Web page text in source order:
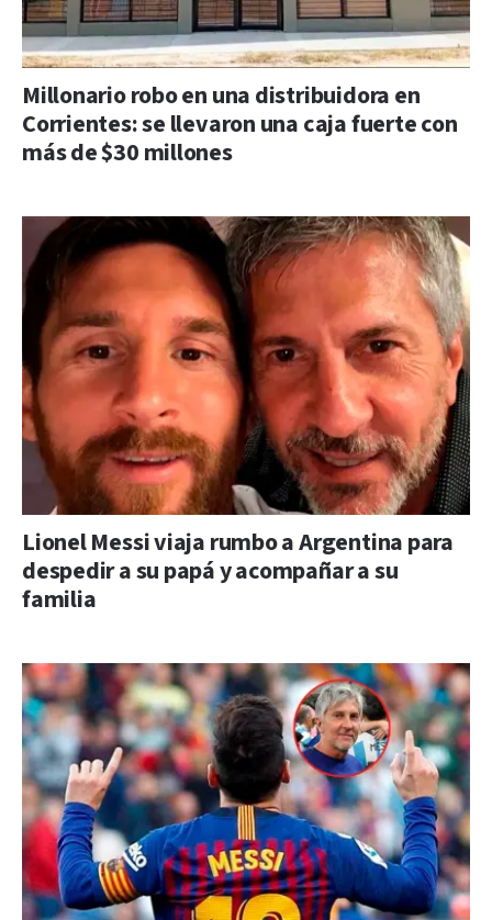
Millonario robo en una distribuidora en
Corrientes: se llevaron una caja fuerte con
más de $30 millones
Lionel Messi viaja rumbo a Argentina para
despedir a su papá y acompañar a su
familia